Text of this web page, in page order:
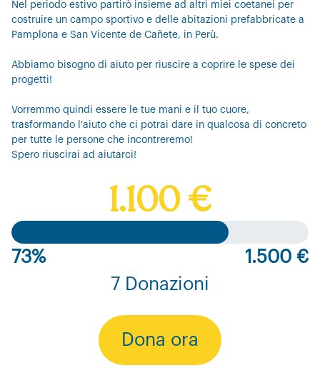
Nel periodo estivo partirò insieme ad altri miei coetanei per
costruire un campo sportivo e delle abitazioni prefabbricate a
Pamplona e San Vicente de Cañete, in Perù.
Abbiamo bisogno di aiuto per riuscire a coprire le spese dei
progetti!
Vorremmo quindi essere le tue mani e il tuo cuore,
trasformando l'aiuto che ci potrai dare in qualcosa di concreto
per tutte le persone che incontreremo!
Spero riuscirai ad aiutarci!
1.100 €
73%
1.500 €
7 Donazioni
Dona ora